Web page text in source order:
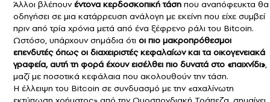
Άλλοι βλέπουνέντονα κερδοσκοπική τάση που αναπόφευκτα θα
οδηγήσει σε μια κατάρρευση ανάλογη με εκείνη που είχε συμβεί
πριν από τρία χρόνια μετά από ένα ξέφρενο ράλι του Bitcoin.
Ωστόσο, υπάρχουν σημάδια ότι οι πιο μακροπρόθεσμοι
επενδυτές όπως οι διαχειριστές κεφαλαίων και τα οικογενειακά
γραφεία, αυτή τη φορά έχουν εισέλθει πιο δυνατά στο «παιχνίδι»,
μαζί με ποσοτικά κεφάλαια που ακολουθούν την τάση.
Η έλλειψη του Bitcoin σε συνδυασμό με την «αχαλίνωτη